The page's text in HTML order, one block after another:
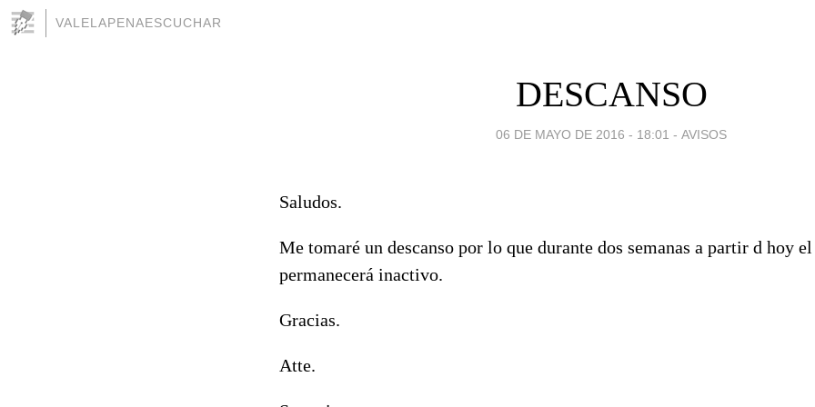
VALELAPENAESCUCHAR
DESCANSO
06 DE MAYO DE 2016 - 18:01 - AVISOS
Saludos.
Me tomaré un descanso por lo que durante dos semanas a partir d hoy
permanecerá inactivo.
Gracias.
Atte.